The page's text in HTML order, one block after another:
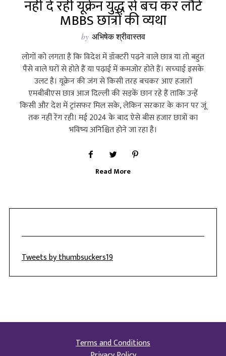
नहीं दे रही यूक्रेन युद्ध से बच कर लौटे
MBBS छात्रों की व्यथा
by अभिषेक श्रीवास्तव
लोगों को लगता है कि विदेश में डॉक्‍टरी पढ़ने वाले छात्र या तो बहुत
पैसे वाले घरों से होते हैं या पढ़ाई में कमजोर होते हैं। सच्‍चाई इसके
उलट है। यूक्रेन की जंग से किसी तरह बचकर आए हजारों
एमबीबीएस छात्र आज दिल्‍ली की सड़कें छान रहे हैं ताकि उन्‍हें
किसी और देश में ट्रांसफर मिल सके, लेकिन सरकार के कान पर जूं
तक नहीं रेंग रही। मई 2024 के बाद ऐसे बीस हजार छात्रों का
भविष्‍य अनिश्चित होने जा रहा है।
Read More
Tweets by thumbsuckers19
Terms and Conditions